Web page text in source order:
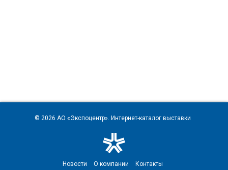
© 2026 АО «Экспоцентр». Интернет-каталог выставки
Новости О компании Контакты